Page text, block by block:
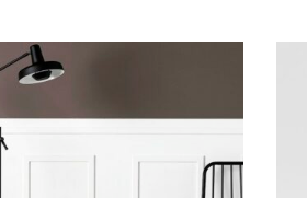
alla Lista desideri